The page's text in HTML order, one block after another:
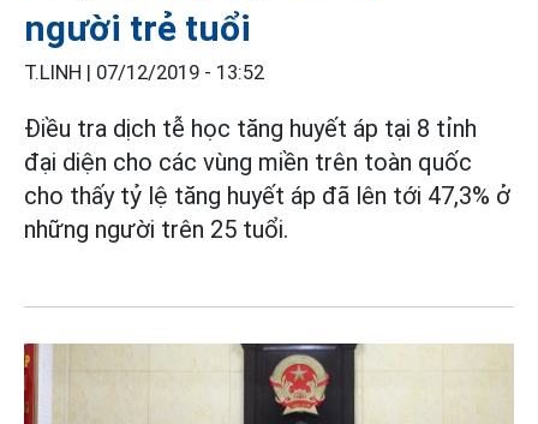
người trẻ tuổi
T.LINH | 07/12/2019 - 13:52
Điều tra dịch tễ học tăng huyết áp tại 8 tỉnh
đại diện cho các vùng miền trên toàn quốc
cho thấy tỷ lệ tăng huyết áp đã lên tới 47,3% ở
những người trên 25 tuổi.